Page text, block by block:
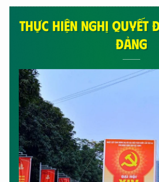
THỰC HIỆN NGHỊ QUYẾT
ĐẢNG